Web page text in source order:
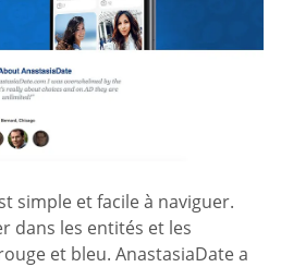
simple et facile à naviguer.
dans les entités et les
et bleu. AnastasiaDate a